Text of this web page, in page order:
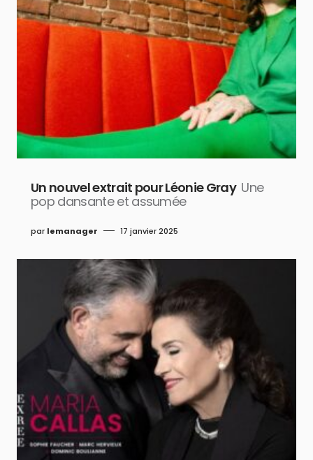
Un nouvel extrait pour Léonie Gray Une
pop dansante et assumée
par lemanager 17 janvier 2025